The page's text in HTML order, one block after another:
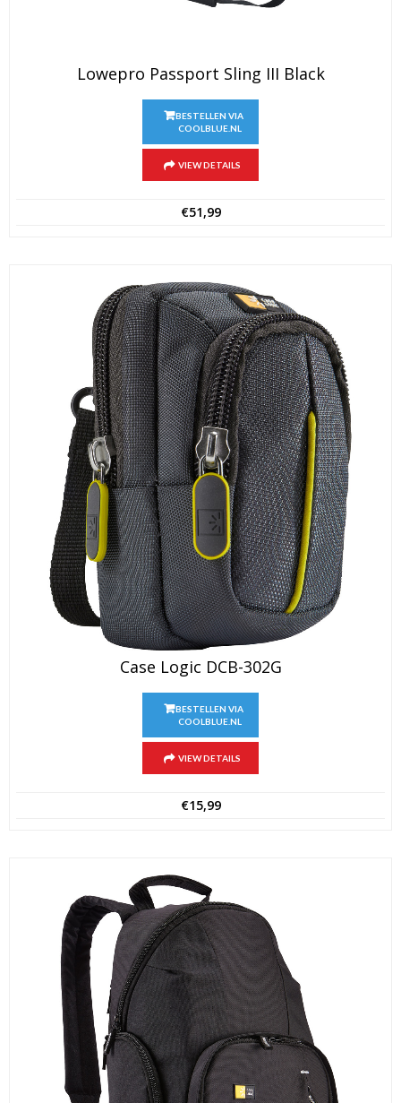
Lowepro Passport Sling III Black
BESTELLEN VIA
COOLBLUE.NL
VIEW DETAILS
€51,99
Case Logic DCB-302G
BESTELLEN VIA
COOLBLUE.NL
VIEW DETAILS
€15,99